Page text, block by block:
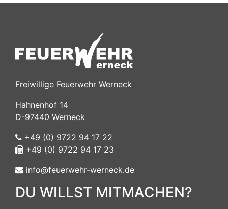
Freiwillige Feuerwehr Werneck
Hahnenhof 14
D-97440 Werneck
+49 (0) 9722 94 17 22
+49 (0) 9722 94 17 23
info@feuerwehr-werneck.de
DU WILLST MITMACHEN?